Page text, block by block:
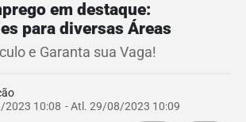
em destaque:
para diversas Áreas
e Garanta sua Vaga!
2023 10:08 - Atl. 29/08/2023 10:09